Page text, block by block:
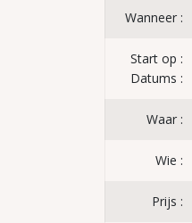
Wanneer :
Start op :
Datums :
Waar :
Wie :
Prijs :